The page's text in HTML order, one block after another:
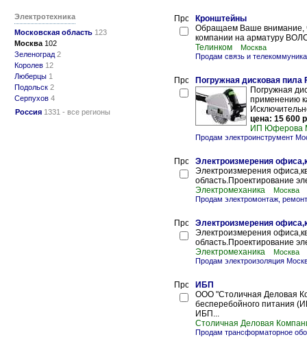
Электротехника
Московская область 123
Москва 102
Зеленоград 2
Королев 12
Люберцы 1
Подольск 2
Серпухов 4
Россия 1331 - все регионы
Кронштейны
Обращаем Ваше внимание,
компании на арматуру
Телинком
Москва
Продам связь и
Погружная дисковая пила
Погружная
применению
цена: 15 600
ИП Юферова
Продам электроинструмент
Электроизмерения
Электроизмерения
область.Проектирование
Электромеханика
Москва
Продам электромонтаж,
Электроизмерения
Электроизмерения
область.Проектирование
Электромеханика
Москва
Продам электроизоляция
ИБП
ООО "Столичная Деловая
бесперебойного питания
ИБП...
Столичная Деловая
Продам трансформаторное